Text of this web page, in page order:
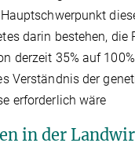
darin bestehen, die
derzeit 35% auf
Verständnis der
erforderlich wäre
in der